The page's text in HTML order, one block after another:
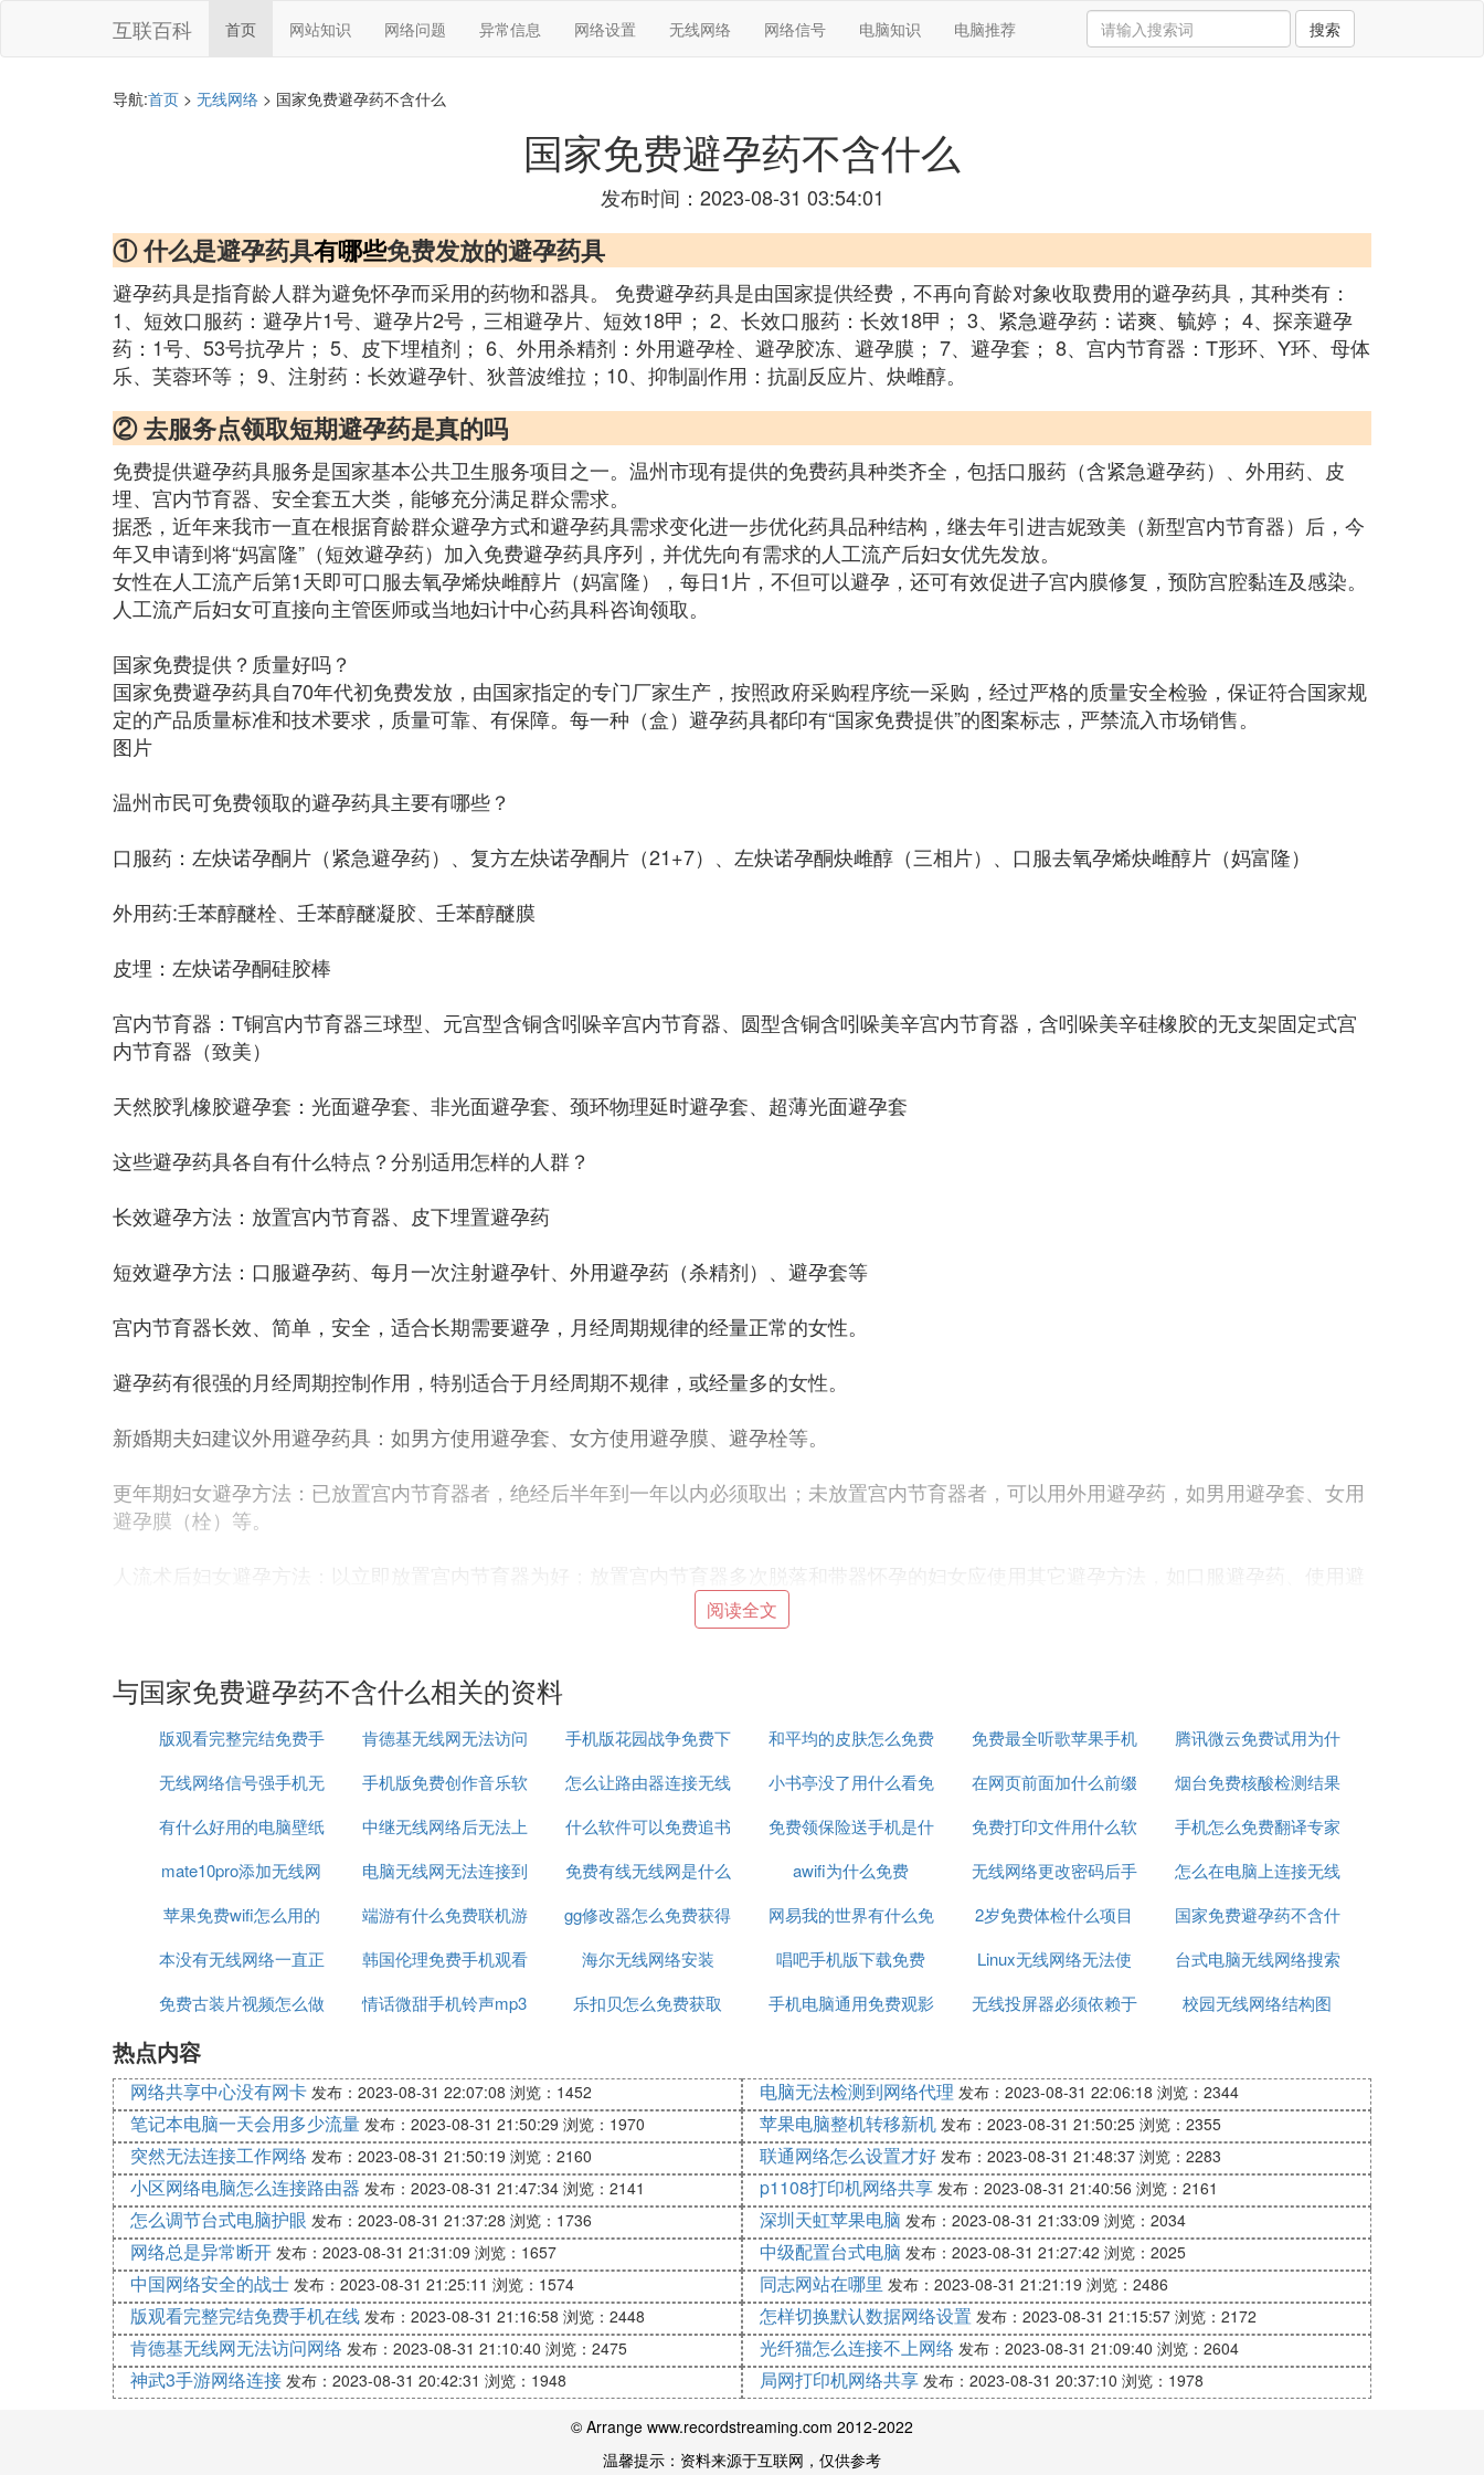
互联百科 首页 网站知识 网络问题 异常信息 网络设置 无线网络 网络信号 电脑知识 电脑推荐 搜索
导航:首页 > 无线网络 > 国家免费避孕药不含什么
国家免费避孕药不含什么
发布时间：2023-08-31 03:54:01
① 什么是避孕药具有哪些免费发放的避孕药具
避孕药具是指育龄人群为避免怀孕而采用的药物和器具。 免费避孕药具是由国家提供经费，不再向育龄对象收取费用的避孕药具，其种类有：
1、短效口服药：避孕片1号、避孕片2号，三相避孕片、短效18甲； 2、长效口服药：长效18甲； 3、紧急避孕药：诺爽、毓婷； 4、探亲避孕
药：1号、53号抗孕片； 5、皮下埋植剂； 6、外用杀精剂：外用避孕栓、避孕胶冻、避孕膜； 7、避孕套； 8、宫内节育器：T形环、Y环、母体
乐、芙蓉环等； 9、注射药：长效避孕针、狄普波维拉；10、抑制副作用：抗副反应片、炔雌醇。
② 去服务点领取短期避孕药是真的吗
免费提供避孕药具服务是国家基本公共卫生服务项目之一。温州市现有提供的免费药具种类齐全，包括口服药（含紧急避孕药）、外用药、皮
埋、宫内节育器、安全套五大类，能够充分满足群众需求。
据悉，近年来我市一直在根据育龄群众避孕方式和避孕药具需求变化进一步优化药具品种结构，继去年引进吉妮致美（新型宫内节育器）后，今
年又申请到将“妈富隆”（短效避孕药）加入免费避孕药具序列，并优先向有需求的人工流产后妇女优先发放。
女性在人工流产后第1天即可口服去氧孕烯炔雌醇片（妈富隆），每日1片，不但可以避孕，还可有效促进子宫内膜修复，预防宫腔黏连及感染。
人工流产后妇女可直接向主管医师或当地妇计中心药具科咨询领取。
国家免费提供？质量好吗？
国家免费避孕药具自70年代初免费发放，由国家指定的专门厂家生产，按照政府采购程序统一采购，经过严格的质量安全检验，保证符合国家规
定的产品质量标准和技术要求，质量可靠、有保障。每一种（盒）避孕药具都印有“国家免费提供”的图案标志，严禁流入市场销售。
图片
温州市民可免费领取的避孕药具主要有哪些？
口服药：左炔诺孕酮片（紧急避孕药）、复方左炔诺孕酮片（21+7）、左炔诺孕酮炔雌醇（三相片）、口服去氧孕烯炔雌醇片（妈富隆）
外用药:壬苯醇醚栓、壬苯醇醚凝胶、壬苯醇醚膜
皮埋：左炔诺孕酮硅胶棒
宫内节育器：T铜宫内节育器三球型、元宫型含铜含吲哚辛宫内节育器、圆型含铜含吲哚美辛宫内节育器，含吲哚美辛硅橡胶的无支架固定式宫
内节育器（致美）
天然胶乳橡胶避孕套：光面避孕套、非光面避孕套、颈环物理延时避孕套、超薄光面避孕套
这些避孕药具各自有什么特点？分别适用怎样的人群？
长效避孕方法：放置宫内节育器、皮下埋置避孕药
短效避孕方法：口服避孕药、每月一次注射避孕针、外用避孕药（杀精剂）、避孕套等
宫内节育器长效、简单，安全，适合长期需要避孕，月经周期规律的经量正常的女性。
避孕药有很强的月经周期控制作用，特别适合于月经周期不规律，或经量多的女性。
新婚期夫妇建议外用避孕药具：如男方使用避孕套、女方使用避孕膜、避孕栓等。
更年期妇女避孕方法：已放置宫内节育器者，绝经后半年到一年以内必须取出；未放置宫内节育器者，可以用外用避孕药，如男用避孕套、女用
避孕膜（栓）等。
人流术后妇女避孕方法：以立即放置宫内节育器为好；放置宫内节育器多次脱落和带器怀孕的妇女应使用其它避孕方法，如口服避孕药、使用避
目前温州市已完成避孕药具“20分钟发放圈”部署，全市共有免费避孕药具发放网点数4019个，其中自助发放机662台。
01
线下领取：人工+自助发放
在各级妇计中心、街道（乡镇）卫计办、（村）居计生室、街道社区卫生服务中心、村镇卫生院（室）、部分高校和企业都设有人工发放点，不
限户籍，您只需登记入册，即可领取。部分地区设有自助发放机，育龄群众只需在机器上刷二代身份证，或在微信上进行身份验证生成领取二维
通过“浙里办”APP可即时查询全市范围内药具信息，实时更新全市网点的具体地址、联系电话及发放方式。
图片图片
02
线上领取：动动手指就能领取，方便又少尴尬
永嘉、洞头、龙湾、瓯海、泰顺、平阳、苍南等地群众可通过当地妇计微信公众号上免费避孕药具“点单”功能，享受免费避孕药具快递上门服
务，“点点手机，领取避孕药具”，方便又快捷。例：
③ 国家免费提供避孕药具知多少
免费提供避孕药具
是国家基本公共卫生服务项目之一，
这项服务旨在通过免费为大家提供安全、有效、适宜的避孕药具，
减少意外妊娠发生，
防止艾滋病等性病传播，
切实保障育龄女性的生殖健康。
为满足育龄群众避孕节育、优生优育、生殖健康需求，从2017年起，国家将免费提供基本避孕药具纳入基本公共卫生服务项目。免费避孕药具是
阅读全文
与国家免费避孕药不含什么相关的资料
版观看完整完结免费手
机在线
肯德基无线网无法访问
网络
手机版花园战争免费下
载视频
和平均的皮肤怎么免费
领取
免费最全听歌苹果手机
app推荐
腾讯微云免费试用为什
么扣费
无线网络信号强手机无
法连接
手机版免费创作音乐软
件
怎么让路由器连接无线
网络连接
小书亭没了用什么看免
费书
在网页前面加什么前缀
才能免费看
烟台免费核酸检测结果
怎么查询
有什么好用的电脑壁纸
免费
中继无线网络后无法上
网
什么软件可以免费追书
免费领保险送手机是什
么啊
免费打印文件用什么软
件
手机怎么免费翻译专家
mate10pro添加无线网
络
电脑无线网无法连接到
这个网络是什么原因
免费有线无线网是什么
意思
awifi为什么免费
无线网络更改密码后手
机连接不上
怎么在电脑上连接无线
网络密码
苹果免费wifi怎么用的
软件
端游有什么免费联机游
戏好玩
gg修改器怎么免费获得
脚本
网易我的世界有什么免
费枪械模组
2岁免费体检什么项目
国家免费避孕药不含什
么
本没有无线网络一直正
在识别
韩国伦理免费手机观看 海尔无线网络安装 唱吧手机版下载免费
Linux无线网络无法使
用
台式电脑无线网络搜索
不到网络
免费古装片视频怎么做
情话微甜手机铃声mp3
乐扣贝怎么免费获取
手机电脑通用免费观影
无线投屏器必须依赖于
校园无线网络结构图
热点内容
网络共享中心没有网卡 发布：2023-08-31 22:07:08 浏览：1452 电脑无法检测到网络代理 发布：2023-08-31 22:06:18 浏览：2344
笔记本电脑一天会用多少流量 发布：2023-08-31 21:50:29 浏览：1970 苹果电脑整机转移新机 发布：2023-08-31 21:50:25 浏览：2355
突然无法连接工作网络 发布：2023-08-31 21:50:19 浏览：2160 联通网络怎么设置才好 发布：2023-08-31 21:48:37 浏览：2283
小区网络电脑怎么连接路由器 发布：2023-08-31 21:47:34 浏览：2141 p1108打印机网络共享 发布：2023-08-31 21:40:56 浏览：2161
怎么调节台式电脑护眼 发布：2023-08-31 21:37:28 浏览：1736 深圳天虹苹果电脑 发布：2023-08-31 21:33:09 浏览：2034
网络总是异常断开 发布：2023-08-31 21:31:09 浏览：1657 中级配置台式电脑 发布：2023-08-31 21:27:42 浏览：2025
中国网络安全的战士 发布：2023-08-31 21:25:11 浏览：1574 同志网站在哪里 发布：2023-08-31 21:21:19 浏览：2486
版观看完整完结免费手机在线 发布：2023-08-31 21:16:58 浏览：2448 怎样切换默认数据网络设置 发布：2023-08-31 21:15:57 浏览：2172
肯德基无线网无法访问网络 发布：2023-08-31 21:10:40 浏览：2475 光纤猫怎么连接不上网络 发布：2023-08-31 21:09:40 浏览：2604
神武3手游网络连接 发布：2023-08-31 20:42:31 浏览：1948 局网打印机网络共享 发布：2023-08-31 20:37:10 浏览：1978
© Arrange www.recordstreaming.com 2012-2022
温馨提示：资料来源于互联网，仅供参考